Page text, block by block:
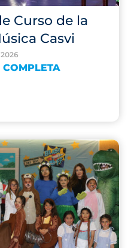
Curso de la
Casvi
COMPLETA